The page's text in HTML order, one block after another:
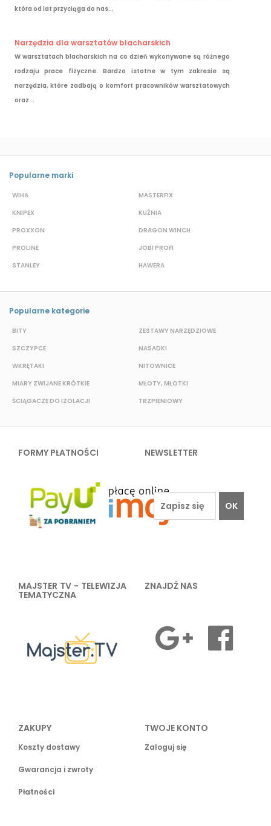
która od lat przyciąga do nas...
Narzędzia dla warsztatów blacharskich
W warsztatach blacharskich na co dzień wykonywane są różnego
rodzaju prace fizyczne. Bardzo istotne w tym zakresie są
narzędzia, które zadbają o komfort pracowników warsztatowych
oraz...
Popularne marki
WIHA
KNIPEX
PROXXON
PROLINE
STANLEY
MASTERFIX
KUŹNIA
DRAGON WINCH
JOBI PROFI
HAWERA
Popularne kategorie
BITY
SZCZYPCE
WKRĘTAKI
MIARY ZWIJANE KRÓTKIE
ŚCIĄGACZE DO IZOLACJI
ZESTAWY NARZĘDZIOWE
NASADKI
NITOWNICE
MŁOTY, MŁOTKI
TRZPIENIOWY
FORMY PŁATNOŚCI NEWSLETTER
OK
MAJSTER TV - TELEWIZJA
TEMATYCZNA
ZNAJDŹ NAS
ZAKUPY
Koszty dostawy
Gwarancja i zwroty
Płatności
TWOJE KONTO
Zaloguj się